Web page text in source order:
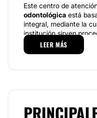
Este centro de
odontológica está
integral, mediante la
institución sirven
las perspectivas
permite el desarrollo
Especialidades.
LEER MÁS